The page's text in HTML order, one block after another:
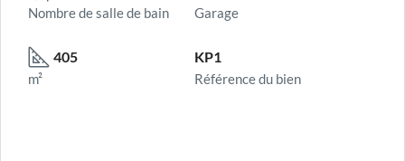
Nombre de salle de bain Garage
405
m²
KP1
Référence du bien